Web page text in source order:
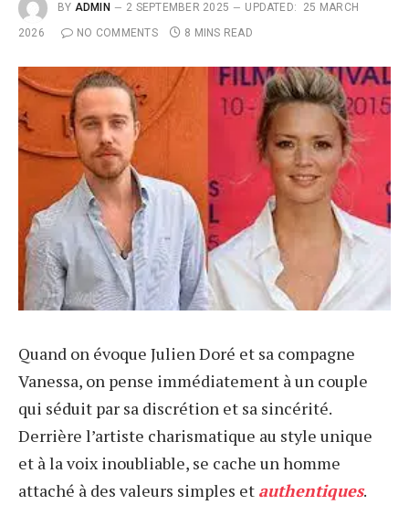
BY ADMIN 2 SEPTEMBER 2025 UPDATED:
25 MARCH
2026
NO COMMENTS 8 MINS READ
Quand on évoque Julien Doré et sa compagne
Vanessa, on pense immédiatement à un couple
qui séduit par sa discrétion et sa sincérité.
Derrière l’artiste charismatique au style unique
et à la voix inoubliable, se cache un homme
attaché à des valeurs simples et authentiques.